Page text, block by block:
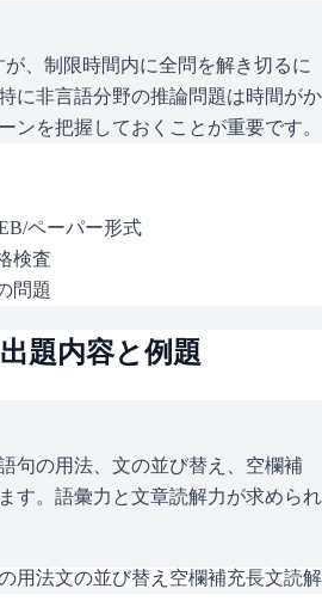
、制限時間内に全問を解き切るに
に非言語分野の推論問題は時間がか
ンを把握しておくことが重要です。
ペーパー形式
検査
問題
題内容と例題
句の用法、文の並び替え、空欄補
す。語彙力と文章読解力が求められ
用法文の並び替え 空欄補充長文読解